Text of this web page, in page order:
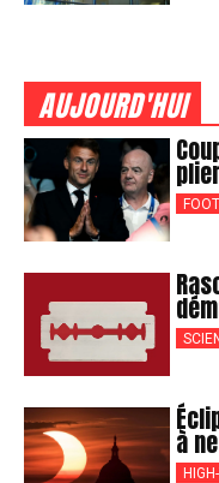
AUJOURD'HUI
à